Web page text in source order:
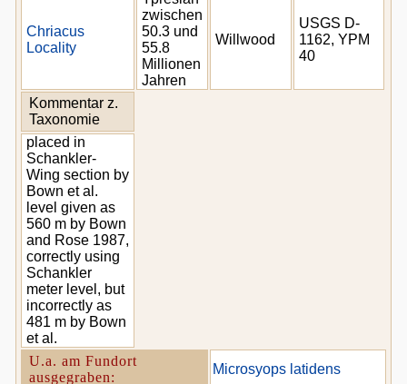
Chriacus
Locality
zwischen
50.3 und
55.8
Millionen
Jahren
Willwood
USGS D-
1162, YPM
40
Kommentar z.
Taxonomie
placed in
Schankler-
Wing section by
Bown et al.
level given as
560 m by Bown
and Rose 1987,
correctly using
Schankler
meter level, but
incorrectly as
481 m by Bown
et al.
U.a. am Fundort
ausgegraben:
Microsyops latidens